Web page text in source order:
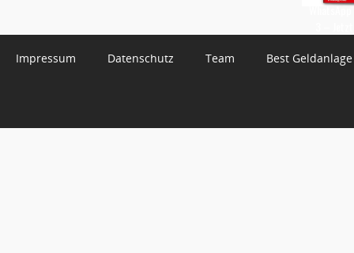
Impressum Datenschutz Team Best Geldanlage